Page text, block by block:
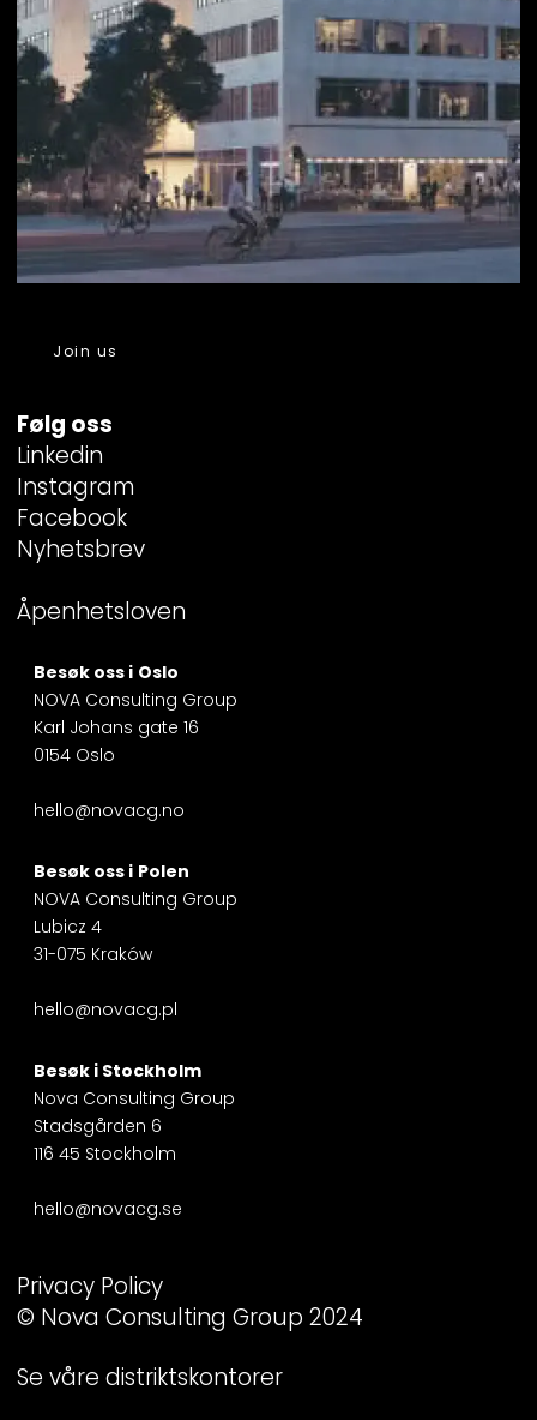
Join us
Følg oss
Linkedin
Instagram
Facebook
Nyhetsbrev
Åpenhetsloven
Besøk oss i Oslo
NOVA Consulting Group
Karl Johans gate 16
0154 Oslo
hello@novacg.no
Besøk oss i Polen
NOVA Consulting Group
Lubicz 4
31-075 Kraków
hello@novacg.pl
Besøk i Stockholm
Nova Consulting Group
Stadsgården 6
116 45 Stockholm
hello@novacg.se
Privacy Policy
© Nova Consulting Group 2024
Se våre distriktskontorer